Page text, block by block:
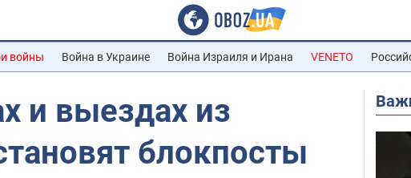
войны Война в Украине Война Израиля и Ирана VENETO
и выездах из
блокпосты